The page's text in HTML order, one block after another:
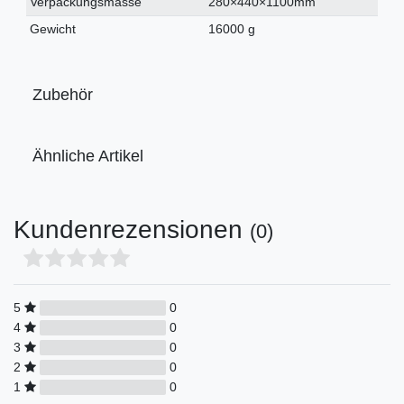
Gewicht
16000 g
Zubehör
Ähnliche Artikel
Kundenrezensionen (0)
5
0
4
0
3
0
2
0
1
0